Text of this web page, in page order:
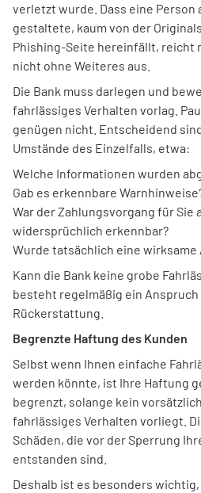
verletzt wurde. Dass eine
gestaltete, kaum von der
Phishing-Seite hereinfällt, reicht
nicht ohne Weiteres aus.
Die Bank muss darlegen und
fahrlässiges Verhalten vorlag.
genügen nicht. Entscheidend
Umstände des Einzelfalls, etwa:
Welche Informationen wurden
Gab es erkennbare
War der Zahlungsvorgang für Sie
widersprüchlich erkennbar?
Wurde tatsächlich eine
Kann die Bank keine grobe
besteht regelmäßig ein
Rückerstattung.
Begrenzte Haftung des Kunden
Selbst wenn Ihnen einfache
werden könnte, ist Ihre Haftung
begrenzt, solange kein
fahrlässiges Verhalten vorliegt.
Schäden, die vor der Sperrung
entstanden sind.
Deshalb ist es besonders